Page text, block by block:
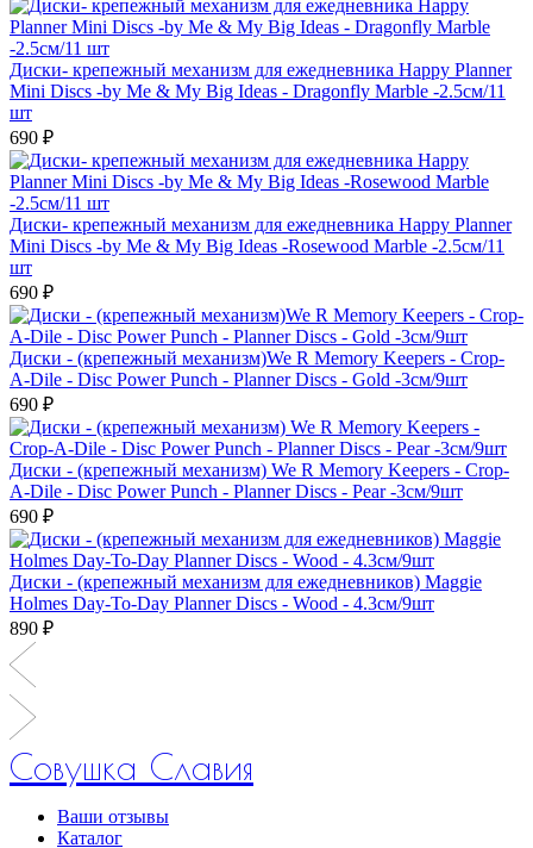
Диски- крепежный механизм для ежедневника Happy Planner
Mini Discs -by Me & My Big Ideas - Dragonfly Marble -2.5см/11
шт
690 ₽
Диски- крепежный механизм для ежедневника Happy Planner
Mini Discs -by Me & My Big Ideas -Rosewood Marble -2.5см/11
шт
690 ₽
Диски - (крепежный механизм)We R Memory Keepers - Crop-
A-Dile - Disc Power Punch - Planner Discs - Gold -3см/9шт
690 ₽
Диски - (крепежный механизм) We R Memory Keepers - Crop-
A-Dile - Disc Power Punch - Planner Discs - Pear -3см/9шт
690 ₽
Диски - (крепежный механизм для ежедневников) Maggie
Holmes Day-To-Day Planner Discs - Wood - 4.3см/9шт
890 ₽
Совушка Славия
Ваши отзывы
Каталог